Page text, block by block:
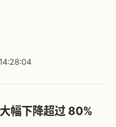
幅下降超过 80%